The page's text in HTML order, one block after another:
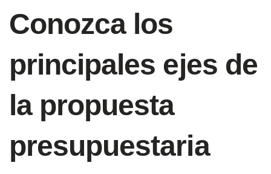
Conozca los
principales ejes de
la propuesta
presupuestaria